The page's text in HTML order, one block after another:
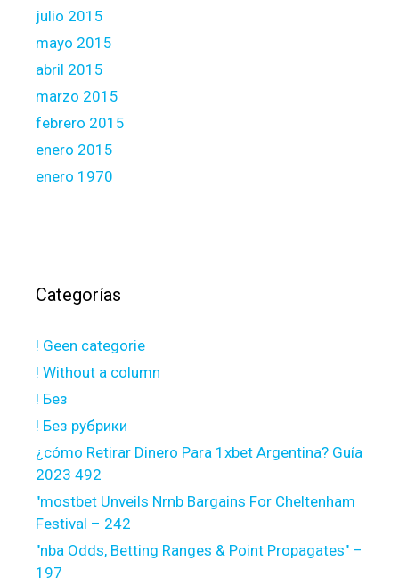
julio 2015
mayo 2015
abril 2015
marzo 2015
febrero 2015
enero 2015
enero 1970
Categorías
! Geen categorie
! Without a column
! Без
! Без рубрики
¿cómo Retirar Dinero Para 1xbet Argentina? Guía
2023 492
"mostbet Unveils Nrnb Bargains For Cheltenham
Festival – 242
"nba Odds, Betting Ranges & Point Propagates" –
197